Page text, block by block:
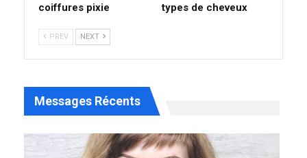
coiffures pixie
types de cheveux
PREV NEXT
Messages Récents